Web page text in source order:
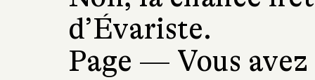
d’Évariste.
Page — Vous